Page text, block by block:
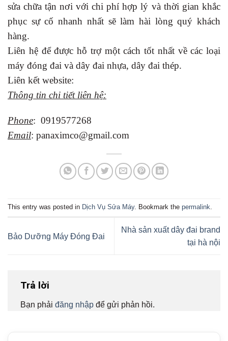
sửa chữa tận nơi với chi phí hợp lý và thời gian khắc
phục sự cố nhanh nhất sẽ làm hài lòng quý khách
hàng.
Liên hệ để được hỗ trợ một cách tốt nhất về các loại
máy đóng đai và dây đai nhựa, dây đai thép.
Liên kết website:
Thông tin chi tiết liên hệ:
Phone: 0919577268
Email: panaximco@gmail.com
This entry was posted in Dịch Vụ Sửa Máy. Bookmark the permalink.
Bảo Dưỡng Máy Đóng Đai
Nhà sản xuất dây đai brand
tại hà nội
Trả lời
Bạn phải đăng nhập để gửi phản hồi.